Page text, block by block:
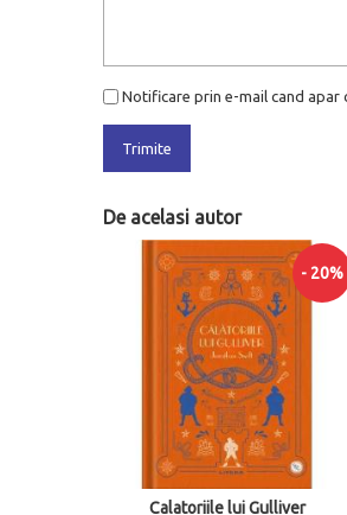
Notificare prin e-mail cand apar
Trimite
De acelasi autor
Calatoriile lui Gulliver